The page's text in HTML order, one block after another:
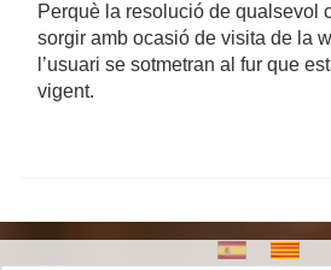
Perquè la resolució de qualsevol
sorgir amb ocasió de visita de la
l’usuari se sotmetran al fur que
vigent.